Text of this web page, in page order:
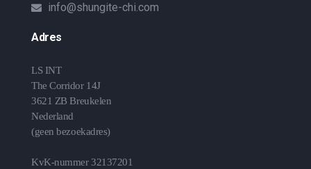
info@shungite-chi.com
Adres
LS INT
The Corridor 14J
3621 ZB Breukelen
Nederland
(geen bezoekadres)
KvK-nummer 32137201